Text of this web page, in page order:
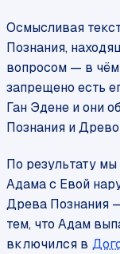
Осмысливая
Познания,
вопросом — в чём
запрещено есть
Ган Эдене и они
Познания и
По результату
Адама с Евой
Древа Познания
тем, что Адам
включился в